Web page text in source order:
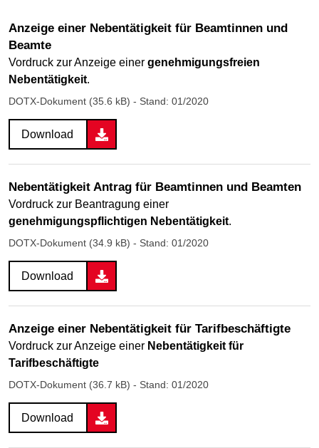
Anzeige einer Nebentätigkeit für Beamtinnen und
Beamte
Vordruck zur Anzeige einer genehmigungsfreien
Nebentätigkeit.
DOTX-Dokument (35.6 kB) - Stand: 01/2020
Download
Nebentätigkeit Antrag für Beamtinnen und Beamten
Vordruck zur Beantragung einer
genehmigungspflichtigen Nebentätigkeit.
DOTX-Dokument (34.9 kB) - Stand: 01/2020
Download
Anzeige einer Nebentätigkeit für Tarifbeschäftigte
Vordruck zur Anzeige einer Nebentätigkeit für
Tarifbeschäftigte
DOTX-Dokument (36.7 kB) - Stand: 01/2020
Download